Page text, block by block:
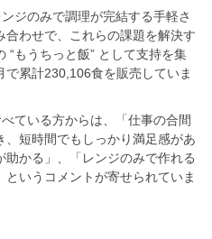
ンジのみで調理が完結する手軽さ
合わせで、これらの課題を解決す
“もうちっと飯” として支持を集
累計230,106食を販売していま
べている方からは、「仕事の合間
短時間でもしっかり満足感があ
かる」、「レンジのみで作れる
いうコメントが寄せられていま